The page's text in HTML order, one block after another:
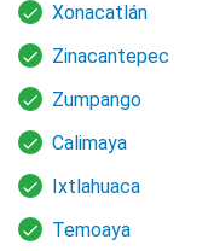
Xonacatlán
Zinacantepec
Zumpango
Calimaya
Ixtlahuaca
Temoaya